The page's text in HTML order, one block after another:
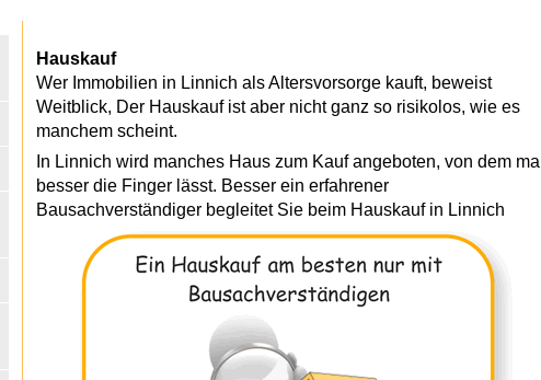
Hauskauf
Wer Immobilien in Linnich als Altersvorsorge kauft, beweist
Weitblick, Der Hauskauf ist aber nicht ganz so risikolos, wie es
manchem scheint.
In Linnich wird manches Haus zum Kauf angeboten, von dem
besser die Finger lässt. Besser ein erfahrener
Bausachverständiger begleitet Sie beim Hauskauf in Linnich